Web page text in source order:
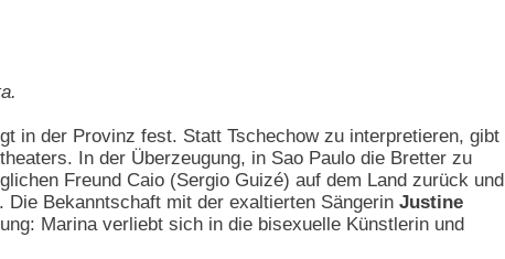
in der Provinz fest. Statt Tschechow zu interpretieren, gibt
In der Überzeugung, in Sao Paulo die Bretter zu
Freund Caio (Sergio Guizé) auf dem Land zurück und
Bekanntschaft mit der exaltierten Sängerin Justine
Marina verliebt sich in die bisexuelle Künstlerin und